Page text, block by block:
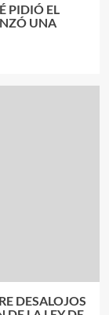
PIDIÓ EL
UNA
DESALOJOS